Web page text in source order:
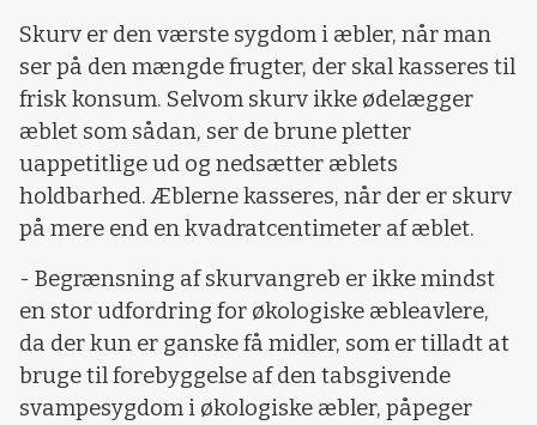
Skurv er den værste sygdom i æbler, når man
ser på den mængde frugter, der skal kasseres til
frisk konsum. Selvom skurv ikke ødelægger
æblet som sådan, ser de brune pletter
uappetitlige ud og nedsætter æblets
holdbarhed. Æblerne kasseres, når der er skurv
på mere end en kvadratcentimeter af æblet.
- Begrænsning af skurvangreb er ikke mindst
en stor udfordring for økologiske æbleavlere,
da der kun er ganske få midler, som er tilladt at
bruge til forebyggelse af den tabsgivende
svampesygdom i økologiske æbler, påpeger